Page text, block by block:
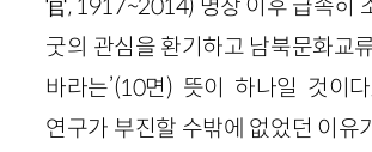
官, 1917~2014) 명창 이후 급속히
굿의 관심을 환기하고 남북문화교
바라는’(10면) 뜻이 하나일 것이
연구가 부진할 수밖에 없었던 이유